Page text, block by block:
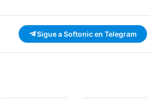
Sigue a Softonic en Telegram